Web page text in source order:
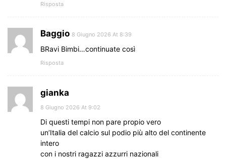
Risposta
Baggio 8 Giugno 2026 At 8:39
BRavi Bimbi…continuate così
Risposta
gianka
8 Giugno 2026 At 9:02
Di questi tempi non pare propio vero
un’Italia del calcio sul podio più alto del continente
intero
con i nostri ragazzi azzurri nazionali